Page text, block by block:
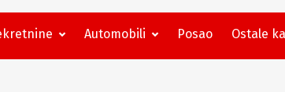
Automobili Posao Ostale